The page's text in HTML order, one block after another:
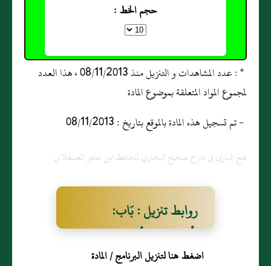
حجم الخط :
* : عدد المشاهدات و التنزيل منذ 08/11/2013 ، هذا العدد
لمجموع المواد المتعلقة بموضوع المادة
- تم تسجيل هذه المادة بالموقع بتاريخ : 08/11/2013
فتح الباري في شرح صحيح البخاري للحافظ ابن حجر العسقلاني
روابط تنزيل : بَاب:
الْقَمِيصِ فِي الْمَنَامِ
اضغط هنا لتنزيل البرنامج / المادة